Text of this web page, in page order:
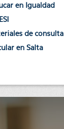
en Igualdad
de consulta
en Salta